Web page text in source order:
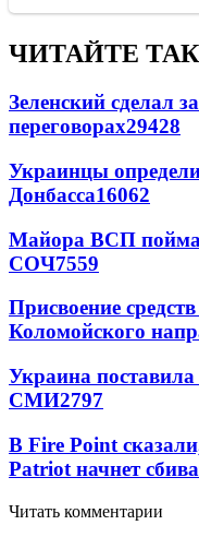
ЧИТАЙТЕ
Зеленский сделал
переговорах29428
Украинцы
Донбасса16062
Майора ВСП
СОЧ7559
Присвоение
Коломойского
Украина
СМИ2797
В Fire Point
Patriot начнет
Читать комментарии